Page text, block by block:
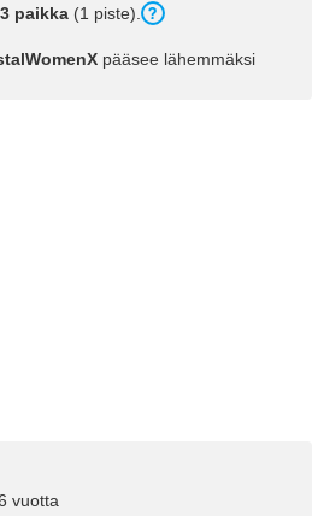
paikka (1 piste).
pääsee lähemmäksi
vuotta